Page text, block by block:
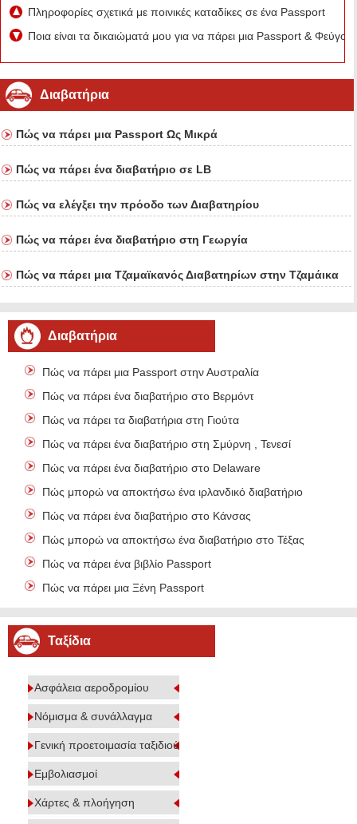
Πληροφορίες σχετικά με ποινικές καταδίκες σε ένα Passport
Ποια είναι τα δικαιώματά μου για να πάρει μια Passport &
Διαβατήρια
Πώς να πάρει μια Passport Ως Μικρά
Πώς να πάρει ένα διαβατήριο σε LB
Πώς να ελέγξει την πρόοδο των Διαβατηρίου
Πώς να πάρει ένα διαβατήριο στη Γεωργία
Πώς να πάρει μια Τζαμαϊκανός Διαβατηρίων στην Τζαμάικα
Διαβατήρια
Πώς να πάρει μια Passport στην Αυστραλία
Πώς να πάρει ένα διαβατήριο στο Βερμόντ
Πώς να πάρει τα διαβατήρια στη Γιούτα
Πώς να πάρει ένα διαβατήριο στη Σμύρνη , Τενεσί
Πώς να πάρει ένα διαβατήριο στο Delaware
Πώς μπορώ να αποκτήσω ένα ιρλανδικό διαβατήριο
Πώς να πάρει ένα διαβατήριο στο Κάνσας
Πώς μπορώ να αποκτήσω ένα διαβατήριο στο Τέξας
Πώς να πάρει ένα βιβλίο Passport
Πώς να πάρει μια Ξένη Passport
Ταξίδια
Ασφάλεια αεροδρομίου
Νόμισμα & συνάλλαγμα
Γενική προετοιμασία ταξιδιού
Εμβολιασμοί
Χάρτες & πλοήγηση